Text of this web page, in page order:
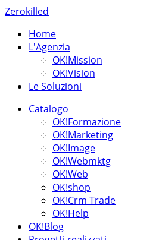
Zerokilled
Home
L'Agenzia
OK!Mission
OK!Vision
Le Soluzioni
Catalogo
OK!Formazione
OK!Marketing
OK!Image
OK!Webmktg
OK!Web
OK!shop
OK!Crm Trade
OK!Help
OK!Blog